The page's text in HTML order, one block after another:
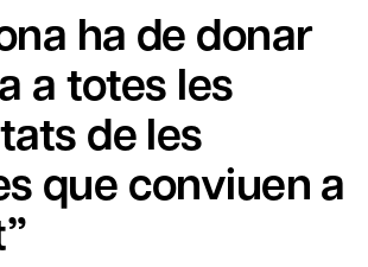
ha de donar
a totes les
de les
que conviuen a